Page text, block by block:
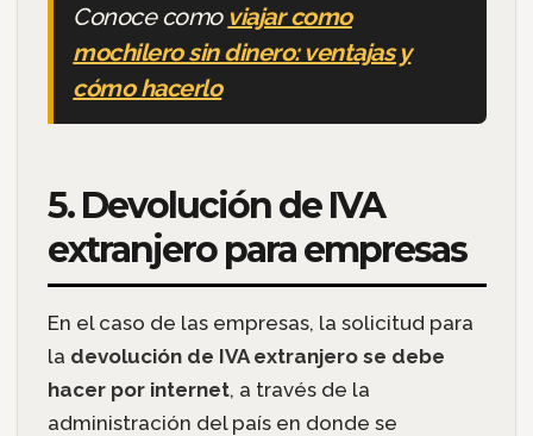
Conoce como viajar como
mochilero sin dinero: ventajas y
cómo hacerlo
5. Devolución de IVA
extranjero para empresas
En el caso de las empresas, la solicitud para
la devolución de IVA extranjero se debe
hacer por internet, a través de la
administración del país en donde se